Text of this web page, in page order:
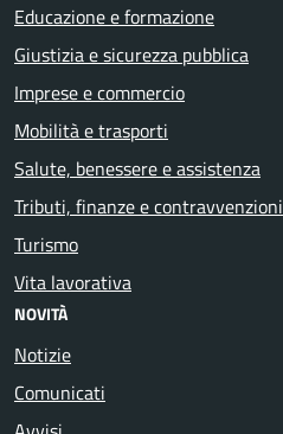
Educazione e formazione
Giustizia e sicurezza pubblica
Imprese e commercio
Mobilità e trasporti
Salute, benessere e assistenza
Tributi, finanze e contravvenzioni
Turismo
Vita lavorativa
NOVITÀ
Notizie
Comunicati